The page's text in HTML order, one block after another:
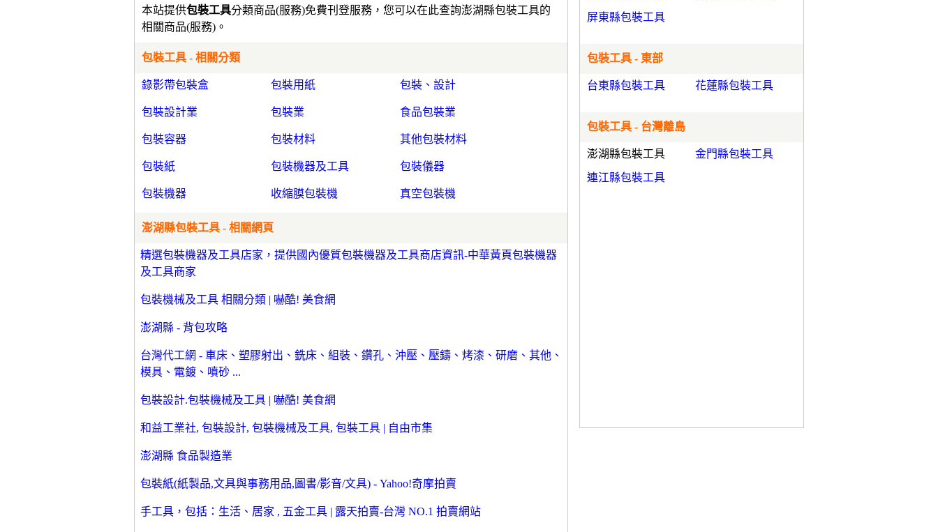
本站提供包裝工具分類商品(服務)免費刊登服務，您可以在此查詢澎湖縣包裝工具的
相關商品(服務)。
包裝工具 - 相關分類
錄影帶包裝盒 包裝用紙 包裝、設計
包裝設計業 包裝業 食品包裝業
包裝容器 包裝材料 其他包裝材料
包裝紙 包裝機器及工具 包裝儀器
包裝機器 收縮膜包裝機 真空包裝機
澎湖縣包裝工具 - 相關網頁
精選包裝機器及工具店家，提供國內優質包裝機器及工具商店資訊-中華黃頁包裝機器
及工具商家
包裝機械及工具 相關分類 | 嚇酷! 美食網
澎湖縣 - 背包攻略
台灣代工網 - 車床、塑膠射出、銑床、組裝、鑽孔、沖壓、壓鑄、烤漆、研磨、其他、
模具、電鍍、噴砂 ...
包裝設計.包裝機械及工具 | 嚇酷! 美食網
和益工業社, 包裝設計, 包裝機械及工具, 包裝工具 | 自由市集
澎湖縣 食品製造業
包裝紙(紙製品,文具與事務用品,圖書/影音/文具) - Yahoo!奇摩拍賣
手工具，包括：生活、居家 , 五金工具 | 露天拍賣-台灣 NO.1 拍賣網站
屏東縣包裝工具
包裝工具 - 東部
台東縣包裝工具 花蓮縣包裝工具
包裝工具 - 台灣離島
澎湖縣包裝工具
金門縣包裝工具
連江縣包裝工具